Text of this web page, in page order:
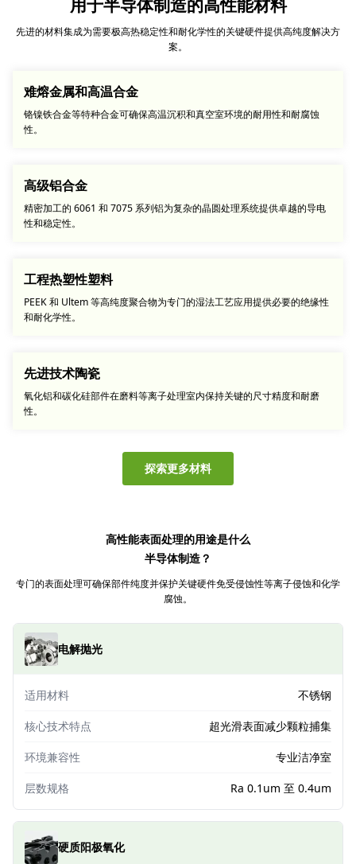
用于半导体制造的高性能材料
先进的材料集成为需要极高热稳定性和耐化学性的关键硬件提供高纯度解决方
案。
难熔金属和高温合金
铬镍铁合金等特种合金可确保高温沉积和真空室环境的耐用性和耐腐蚀
性。
高级铝合金
精密加工的 6061 和 7075 系列铝为复杂的晶圆处理系统提供卓越的导电
性和稳定性。
工程热塑性塑料
PEEK 和 Ultem 等高纯度聚合物为专门的湿法工艺应用提供必要的绝缘性
和耐化学性。
先进技术陶瓷
氧化铝和碳化硅部件在磨料等离子处理室内保持关键的尺寸精度和耐磨
性。
探索更多材料
高性能表面处理的用途是什么
半导体制造？
专门的表面处理可确保部件纯度并保护关键硬件免受侵蚀性等离子侵蚀和化学
腐蚀。
电解抛光
适用材料 不锈钢
核心技术特点 超光滑表面减少颗粒捕集
环境兼容性 专业洁净室
层数规格 Ra 0.1um 至 0.4um
硬质阳极氧化